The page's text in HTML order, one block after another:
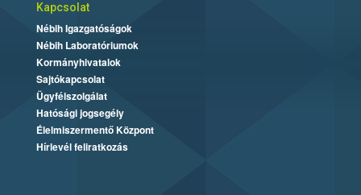
Kapcsolat
Nébih Igazgatóságok
Nébih Laboratóriumok
Kormányhivatalok
Sajtókapcsolat
Ügyfélszolgálat
Hatósági jogsegély
Élelmiszermentő Központ
Hírlevél feliratkozás